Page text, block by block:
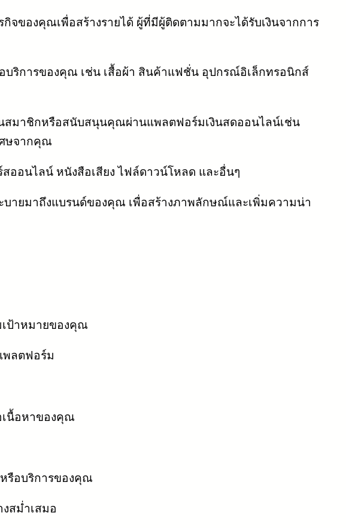
ของคุณเพื่อสร้างรายได้ ผู้ที่มีผู้ติดตามมากจะได้รับเงินจากการ
ริการของคุณ เช่น เสื้อผ้า สินค้าแฟชั่น อุปกรณ์อิเล็กทรอนิกส์
มาชิกหรือสนับสนุนคุณผ่านแพลตฟอร์มเงินสดออนไลน์เช่น
ศษจากคุณ
อนไลน์ หนังสือเสียง ไฟล์ดาวน์โหลด และอื่นๆ
บายมาถึงแบรนด์ของคุณ เพื่อสร้างภาพลักษณ์และเพิ่มความน่า
ป้าหมายของคุณ
พลตฟอร์ม
นื้อหาของคุณ
รือบริการของคุณ
สม่ำเสมอ